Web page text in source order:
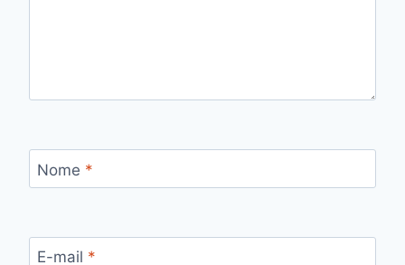
Nome *
E-mail *